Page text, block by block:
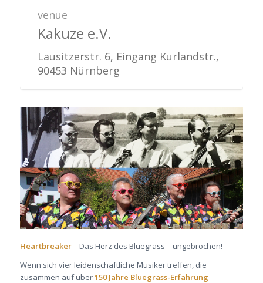
venue
Kakuze e.V.
Lausitzerstr. 6, Eingang Kurlandstr.,
90453 Nürnberg
Heartbreaker– Das Herz des Bluegrass – ungebrochen!
Wenn sich vier leidenschaftliche Musiker treffen, die
zusammen auf über150 Jahre Bluegrass-Erfahrung